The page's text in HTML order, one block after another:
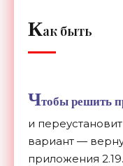
Как быть
Чтобы решить
и
вариант —
приложения